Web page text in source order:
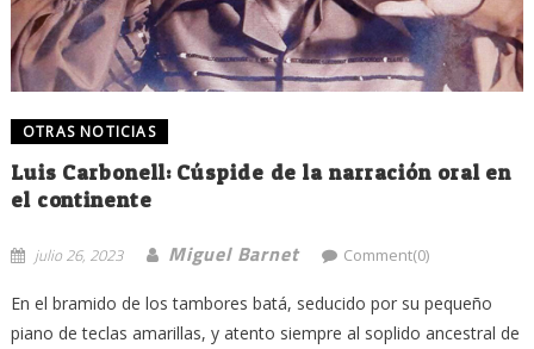
OTRAS NOTICIAS
Luis Carbonell: Cúspide de la narración oral en
el continente
julio 26, 2023 Miguel Barnet Comment(0)
En el bramido de los tambores batá, seducido por su pequeño
piano de teclas amarillas, y atento siempre al soplido ancestral de